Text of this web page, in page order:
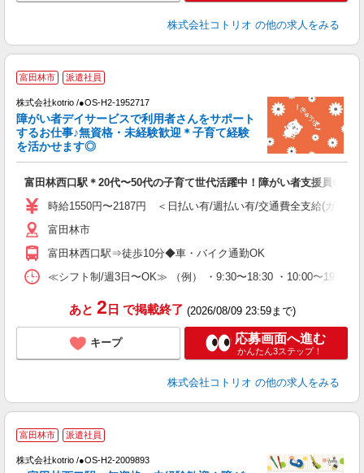
株式会社コトリオ の他の求人をみる
富田林市 派遣社員
株式会社kotrio /●OS-H2-1952717
障がい者デイサービスで利用者さんをサポート
するお仕事♪無資格・未経験歓迎＊子育て経験
を活かせます◎
富田林西口駅＊20代〜50代の子育て世代活躍中！障がい者支援員◎
時給1550円〜2187円 ＜日払い有/週払い有/交通費全支給(ガソリ
富田林市
富田林西口駅⇒徒歩10分◆車・バイク通勤OK
≪シフト制/週3日〜OK≫ （例） ・9:30〜18:30 ・10:00〜19:00
あと 2 日 で掲載終了 (2026/08/09 23:59まで)
キープ 応募画面へ進む
かんたん3ステップ！
株式会社コトリオ の他の求人をみる
富田林市 派遣社員
株式会社kotrio /●OS-H2-2009893